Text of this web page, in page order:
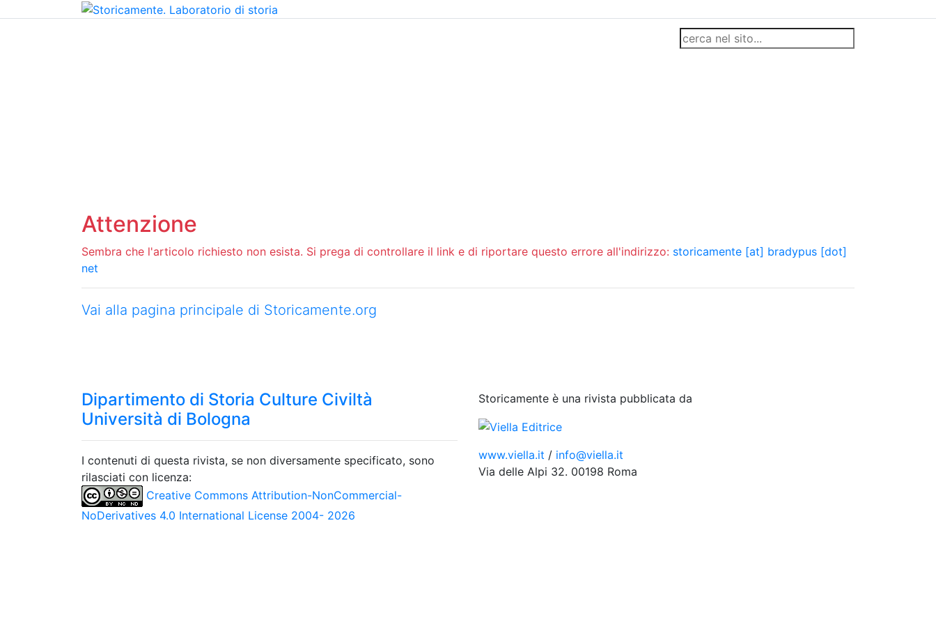
Attenzione
Sembra che l'articolo richiesto non esista. Si prega di controllare il link e di riportare questo errore all'indirizzo: storicamente [at] bradypus [dot]
net
Vai alla pagina principale di Storicamente.org
Dipartimento di Storia Culture Civiltà
Università di Bologna
I contenuti di questa rivista, se non diversamente specificato, sono
rilasciati con licenza:
Creative Commons Attribution-NonCommercial-
NoDerivatives 4.0 International License 2004- 2026
Storicamente è una rivista pubblicata da
www.viella.it / info@viella.it
Via delle Alpi 32. 00198 Roma